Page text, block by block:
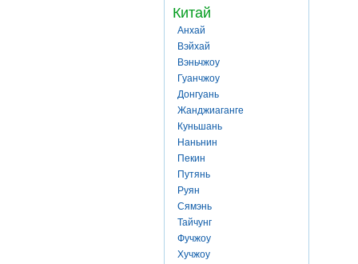
Китай
Анхай
Вэйхай
Вэньчжоу
Гуанчжоу
Донгуань
Жанджиаганге
Куньшань
Наньнин
Пекин
Путянь
Руян
Сямэнь
Тайчунг
Фучжоу
Хучжоу